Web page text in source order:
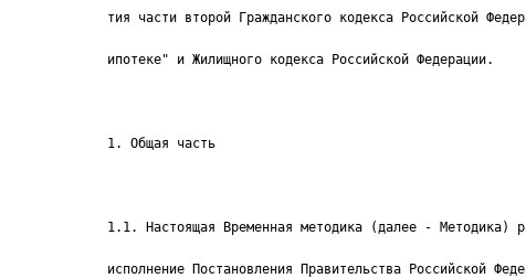
тия части второй Гражданского кодекса Российской
ипотеке" и Жилищного кодекса Российской Федерации.
1. Общая часть
1.1. Настоящая Временная методика (далее - Методика)
исполнение Постановления Правительства Российской